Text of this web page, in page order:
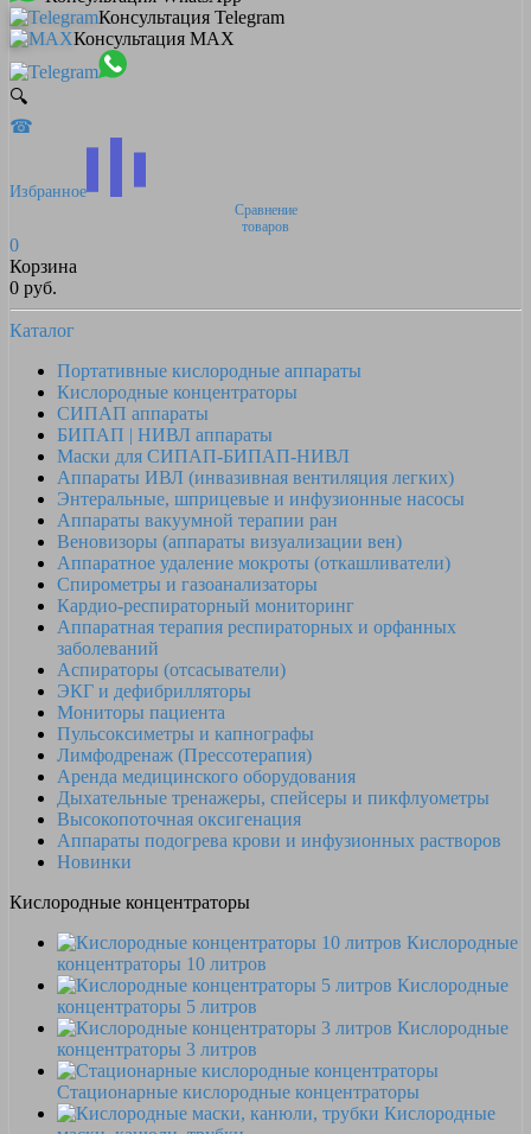
Консультация Telegram
Консультация MAX
🔍
☎
Избранное
Сравнение
товаров
0
Корзина
0 руб.
Каталог
Портативные кислородные аппараты
Кислородные концентраторы
СИПАП аппараты
БИПАП | НИВЛ аппараты
Маски для СИПАП-БИПАП-НИВЛ
Аппараты ИВЛ (инвазивная вентиляция легких)
Энтеральные, шприцевые и инфузионные насосы
Аппараты вакуумной терапии ран
Веновизоры (аппараты визуализации вен)
Аппаратное удаление мокроты (откашливатели)
Спирометры и газоанализаторы
Кардио-респираторный мониторинг
Аппаратная терапия респираторных и орфанных
заболеваний
Аспираторы (отсасыватели)
ЭКГ и дефибрилляторы
Мониторы пациента
Пульсоксиметры и капнографы
Лимфодренаж (Прессотерапия)
Аренда медицинского оборудования
Дыхательные тренажеры, спейсеры и пикфлуометры
Высокопоточная оксигенация
Аппараты подогрева крови и инфузионных растворов
Новинки
Кислородные концентраторы
Кислородные
концентраторы 10 литров
Кислородные
концентраторы 5 литров
Кислородные
концентраторы 3 литров
Стационарные кислородные концентраторы
Кислородные